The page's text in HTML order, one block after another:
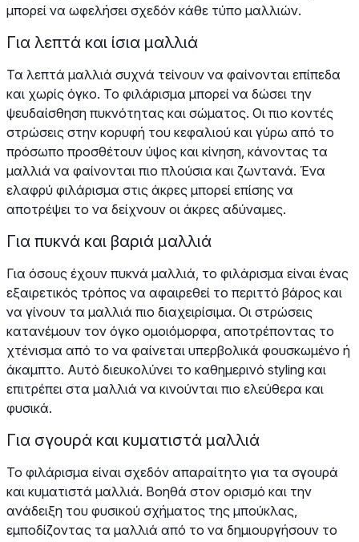
μπορεί να ωφελήσει σχεδόν κάθε τύπο μαλλιών.
Για λεπτά και ίσια μαλλιά
Τα λεπτά μαλλιά συχνά τείνουν να φαίνονται επίπεδα
και χωρίς όγκο. Το φιλάρισμα μπορεί να δώσει την
ψευδαίσθηση πυκνότητας και σώματος. Οι πιο κοντές
στρώσεις στην κορυφή του κεφαλιού και γύρω από το
πρόσωπο προσθέτουν ύψος και κίνηση, κάνοντας τα
μαλλιά να φαίνονται πιο πλούσια και ζωντανά. Ένα
ελαφρύ φιλάρισμα στις άκρες μπορεί επίσης να
αποτρέψει το να δείχνουν οι άκρες αδύναμες.
Για πυκνά και βαριά μαλλιά
Για όσους έχουν πυκνά μαλλιά, το φιλάρισμα είναι ένας
εξαιρετικός τρόπος να αφαιρεθεί το περιττό βάρος και
να γίνουν τα μαλλιά πιο διαχειρίσιμα. Οι στρώσεις
κατανέμουν τον όγκο ομοιόμορφα, αποτρέποντας το
χτένισμα από το να φαίνεται υπερβολικά φουσκωμένο ή
άκαμπτο. Αυτό διευκολύνει το καθημερινό styling και
επιτρέπει στα μαλλιά να κινούνται πιο ελεύθερα και
φυσικά.
Για σγουρά και κυματιστά μαλλιά
Το φιλάρισμα είναι σχεδόν απαραίτητο για τα σγουρά
και κυματιστά μαλλιά. Βοηθά στον ορισμό και την
ανάδειξη του φυσικού σχήματος της μπούκλας,
εμποδίζοντας τα μαλλιά από το να δημιουργήσουν το